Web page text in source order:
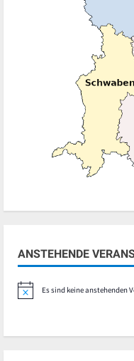
ANSTEHENDE
HinweisEs sind keine anstehenden